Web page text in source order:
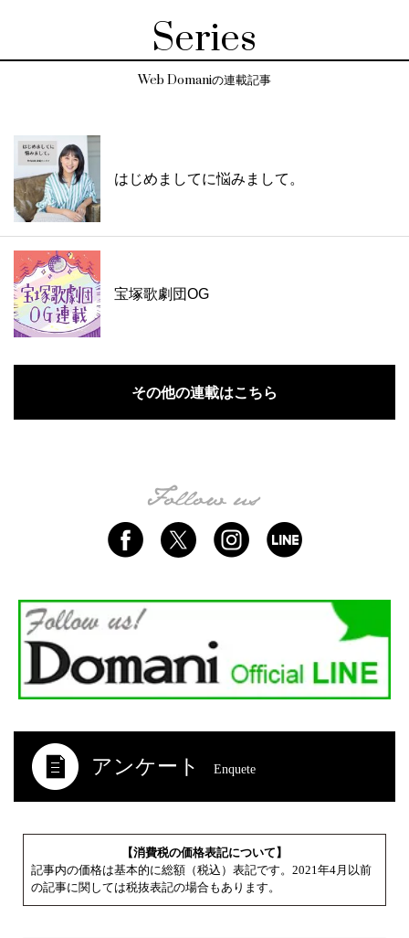
Series
Web Domaniの連載記事
はじめましてに悩みまして。
宝塚歌劇団OG
その他の連載はこちら
アンケート Enquete
【消費税の価格表記について】
記事内の価格は基本的に総額（税込）表記です。2021年4月以前
の記事に関しては税抜表記の場合もあります。